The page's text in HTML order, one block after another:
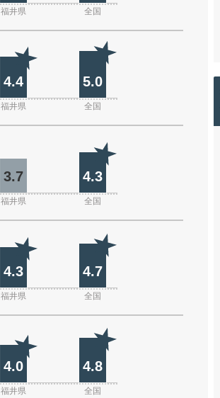
福井県 全国
4.4 5.0
福井県 全国
3.7 4.3
福井県 全国
4.3 4.7
福井県 全国
4.0 4.8
福井県 全国